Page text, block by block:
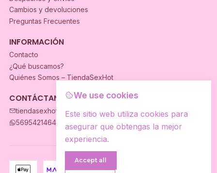
Cambios y devoluciones
Preguntas Frecuentes
INFORMACIÓN
Contacto
¿Qué buscamos?
Quiénes Somos – TiendaSexHot
CONTÁCTANOS
tiendasexhot@gmail.com
56954214649
We use cookies
Este sitio web utiliza cookies para
asegurar que obtengas la mejor
experiencia.
Accept all